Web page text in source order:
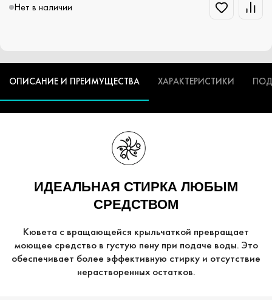
Нет в наличии
ОПИСАНИЕ И ПРЕИМУЩЕСТВА ХАРАКТЕРИСТИКИ
ИДЕАЛЬНАЯ СТИРКА ЛЮБЫМ
СРЕДСТВОМ
Кювета с вращающейся крыльчаткой превращает
моющее средство в густую пену при подаче воды. Это
обеспечивает более эффективную стирку и отсутствие
нерастворенных остатков.